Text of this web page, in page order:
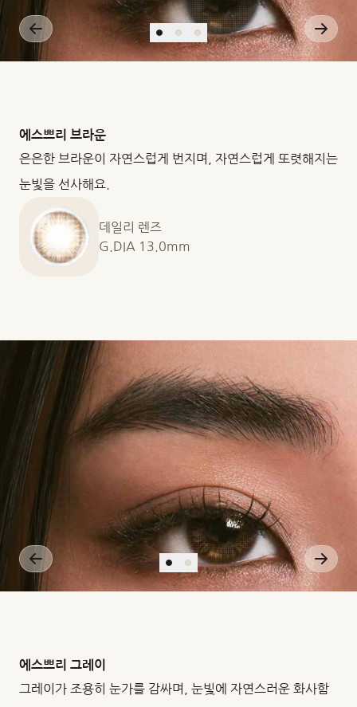
에스쁘리 브라운
은은한 브라운이 자연스럽게 번지며, 자연스럽게 또렷해지는
눈빛을 선사해요.
데일리 렌즈
G.DIA 13.0mm
에스쁘리 그레이
그레이가 조용히 눈가를 감싸며, 눈빛에 자연스러운 화사함